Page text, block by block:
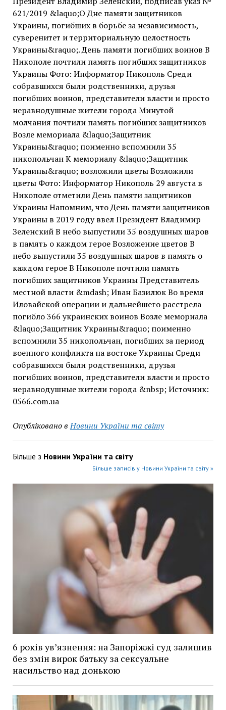
621/2019 &laquo;О Дне памяти защитников
Украины, погибших в борьбе за независимость,
суверенитет и территориальную целостность
Украины&raquo;. День памяти погибших воинов В
Никополе почтили память погибших защитников
Украины Фото: Информатор Никополь Среди
собравшихся были родственники, друзья
погибших воинов, представители власти и просто
неравнодушные жители города Минутой
молчания почтили память погибших защитников
Возле мемориала &laquo;Защитник
Украины&raquo; поименно вспомнили 35
никопольчан К мемориалу &laquo;Защитник
Украины&raquo; возложили цветы Возложили
цветы Фото: Информатор Никополь 29 августа в
Никополе отметили День памяти защитников
Украины Напомним, что День памяти защитников
Украины в 2019 году ввел Президент Владимир
Зеленский В небо выпустили 35 воздушных шаров
в память о каждом герое Возложение цветов В
небо выпустили 35 воздушных шаров в память о
каждом герое В Никополе почтили память
погибших защитников Украины Представитель
местной власти &mdash; Иван Базилюк Во время
Иловайской операции и дальнейшего расстрела
погибло 366 украинских воинов Возле мемориала
&laquo;Защитник Украины&raquo; поименно
вспомнили 35 никопольчан, погибших за период
военного конфликта на востоке Украины Среди
собравшихся были родственники, друзья
погибших воинов, представители власти и просто
неравнодушные жители города &nbsp; Источник:
0566.com.ua
Опубліковано в Новини України та світу
Більше з Новини України та світу
Більше записів у Новини України та світу »
6 років увʼязнення: на Запоріжжі суд залишив
без змін вирок батьку за сексуальне
насильство над донькою